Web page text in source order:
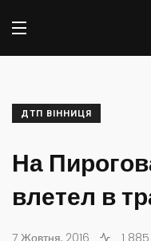
ДТП ВІННИЦЯ
На
влетел в
7 Жовтня, 2016 1